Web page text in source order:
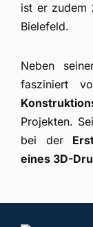
ist er zudem
Bielefeld.
Neben
fasziniert
Projekten.
bei der
eines 3D-